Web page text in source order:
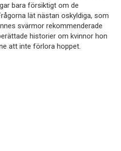
bara försiktigt om de
lät nästan oskyldiga, som
svärmor rekommenderade
historier om kvinnor hon
att inte förlora hoppet.